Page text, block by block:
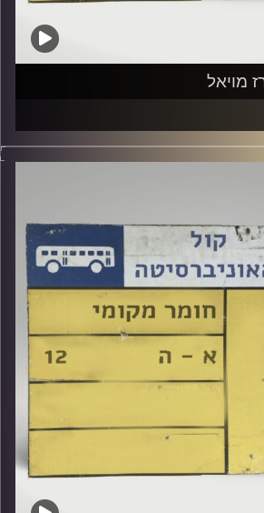
מויאל
עם לירז מויאל